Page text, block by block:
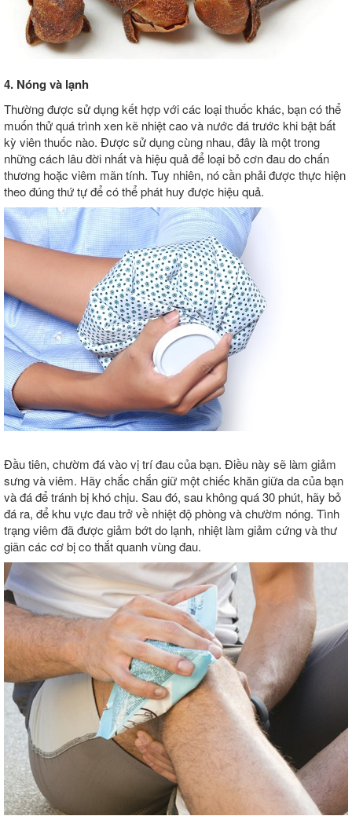
4. Nóng và lạnh
Thường được sử dụng kết hợp với các loại thuốc khác, bạn có thể
muốn thử quá trình xen kẽ nhiệt cao và nước đá trước khi bật bất
kỳ viên thuốc nào. Được sử dụng cùng nhau, đây là một trong
những cách lâu đời nhất và hiệu quả để loại bỏ cơn đau do chấn
thương hoặc viêm mãn tính. Tuy nhiên, nó cần phải được thực hiện
theo đúng thứ tự để có thể phát huy được hiệu quả.
Đầu tiên, chườm đá vào vị trí đau của bạn. Điều này sẽ làm giảm
sưng và viêm. Hãy chắc chắn giữ một chiếc khăn giữa da của bạn
và đá để tránh bị khó chịu. Sau đó, sau không quá 30 phút, hãy bỏ
đá ra, để khu vực đau trở về nhiệt độ phòng và chườm nóng. Tình
trạng viêm đã được giảm bớt do lạnh, nhiệt làm giảm cứng và thư
giãn các cơ bị co thắt quanh vùng đau.